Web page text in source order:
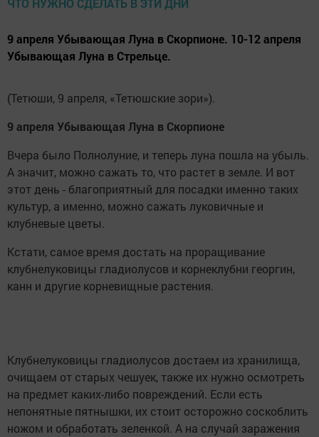
9 апреля Убывающая Луна в Скорпионе. 10-12 апреля
Убывающая Луна в Стрельце.
(Тетюши, 9 апреля, «Тетюшские зори»).
9 апреля Убывающая Луна в Скорпионе
Вчера было Полнолуние, и теперь луна пошла на убыль.
А значит, можно сажать то, что растет в земле. И вот
этот день - благоприятный для посадки именно таких
культур, а именно, можно сажать луковичные и
клубневые цветы.
Кстати, самое время достать на проращивание
клубнелуковицы гладиолусов и корнеклубни георгин,
канн и другие корневищные растения.
Клубнелуковицы гладиолусов достаем из хранилища,
очищаем от старых чешуек, также их нужно осмотреть
на предмет каких-либо повреждений. Если есть
непонятные пятнышки, их стоит осторожно соскоблить
ножом и обработать зеленкой. А на случай заражения